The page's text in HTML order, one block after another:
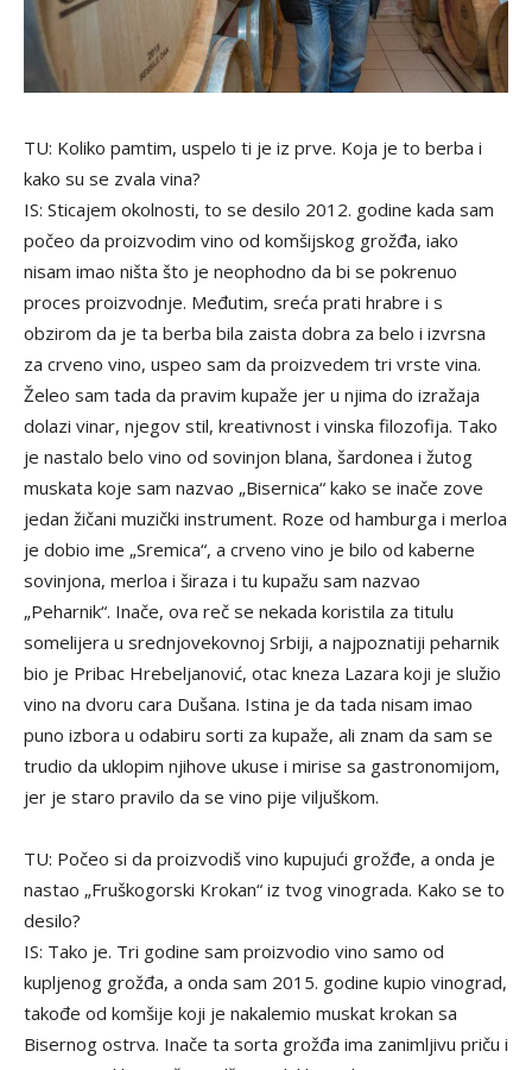
TU: Koliko pamtim, uspelo ti je iz prve. Koja je to berba i
kako su se zvala vina?
IS: Sticajem okolnosti, to se desilo 2012. godine kada sam
počeo da proizvodim vino od komšijskog grožđa, iako
nisam imao ništa što je neophodno da bi se pokrenuo
proces proizvodnje. Međutim, sreća prati hrabre i s
obzirom da je ta berba bila zaista dobra za belo i izvrsna
za crveno vino, uspeo sam da proizvedem tri vrste vina.
Želeo sam tada da pravim kupaže jer u njima do izražaja
dolazi vinar, njegov stil, kreativnost i vinska filozofija. Tako
je nastalo belo vino od sovinjon blana, šardonea i žutog
muskata koje sam nazvao „Bisernica“ kako se inače zove
jedan žičani muzički instrument. Roze od hamburga i merloa
je dobio ime „Sremica“, a crveno vino je bilo od kaberne
sovinjona, merloa i širaza i tu kupažu sam nazvao
„Peharnik“. Inače, ova reč se nekada koristila za titulu
somelijera u srednjovekovnoj Srbiji, a najpoznatiji peharnik
bio je Pribac Hrebeljanović, otac kneza Lazara koji je služio
vino na dvoru cara Dušana. Istina je da tada nisam imao
puno izbora u odabiru sorti za kupaže, ali znam da sam se
trudio da uklopim njihove ukuse i mirise sa gastronomijom,
jer je staro pravilo da se vino pije viljuškom.
TU: Počeo si da proizvodiš vino kupujući grožđe, a onda je
nastao „Fruškogorski Krokan“ iz tvog vinograda. Kako se to
desilo?
IS: Tako je. Tri godine sam proizvodio vino samo od
kupljenog grožđa, a onda sam 2015. godine kupio vinograd,
takođe od komšije koji je nakalemio muskat krokan sa
Bisernog ostrva. Inače ta sorta grožđa ima zanimljivu priču i